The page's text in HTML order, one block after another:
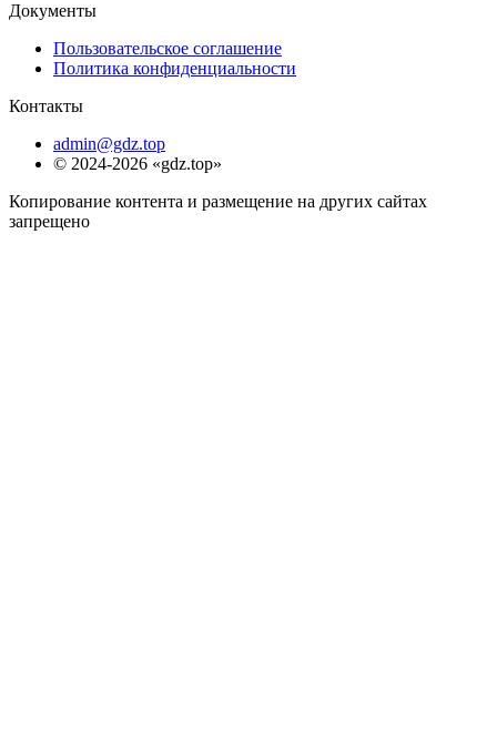
Документы
Пользовательское соглашение
Политика конфиденциальности
Контакты
admin@gdz.top
© 2024-2026 «gdz.top»
Копирование контента и размещение на других сайтах
запрещено